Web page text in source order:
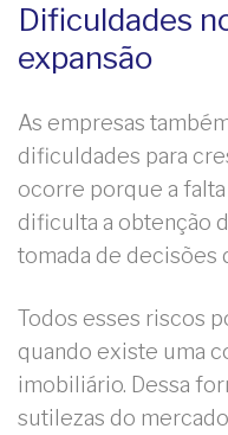
Dificuldades
expansão
As empresas
dificuldades para
ocorre porque a
dificulta a obtenção
tomada de decisões
Todos esses riscos
quando existe uma
imobiliário. Dessa
sutilezas do